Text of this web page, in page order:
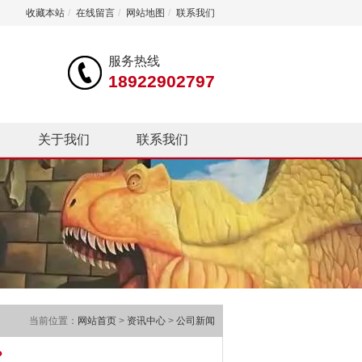
收藏本站 / 在线留言 / 网站地图 / 联系我们
服务热线
18922902797
关于我们 联系我们
当前位置： 网站首页 > 资讯中心 > 公司新闻